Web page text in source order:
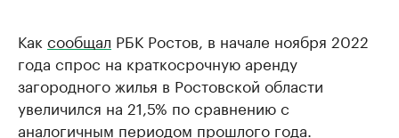
Как сообщал РБК Ростов, в начале ноября 2022
года спрос на краткосрочную аренду
загородного жилья в Ростовской области
увеличился на 21,5% по сравнению с
аналогичным периодом прошлого года.